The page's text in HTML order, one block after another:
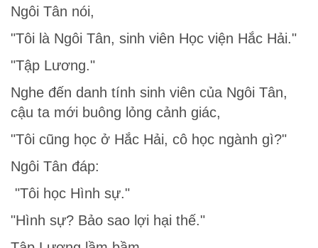
Ngôi Tân nói,
"Tôi là Ngôi Tân, sinh viên Học viện Hắc Hải."
"Tập Lương."
Nghe đến danh tính sinh viên của Ngôi Tân,
cậu ta mới buông lỏng cảnh giác,
"Tôi cũng học ở Hắc Hải, cô học ngành gì?"
Ngôi Tân đáp:
"Tôi học Hình sự."
"Hình sự? Bảo sao lợi hại thế."